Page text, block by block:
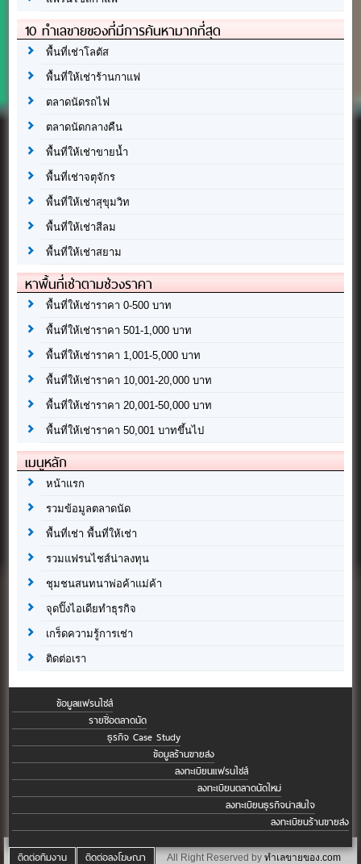
10 ทำเลขายของที่มีการค้นหามากที่สุด
พื้นที่เช่าโลตัส
พื้นที่ให้เช่าร้านกาแฟ
ตลาดนัดรถไฟ
ตลาดนัดกลางคืน
พื้นที่ให้เช่าขายน้ำ
พื้นที่เช่าจตุจักร
พื้นที่ให้เช่าสุขุมวิท
พื้นที่ให้เช่าสีลม
พื้นที่ให้เช่าสยาม
หาพื้นที่เช่าตามช่วงราคา
พื้นที่ให้เช่าราคา 0-500 บาท
พื้นที่ให้เช่าราคา 501-1,000 บาท
พื้นที่ให้เช่าราคา 1,001-5,000 บาท
พื้นที่ให้เช่าราคา 10,001-20,000 บาท
พื้นที่ให้เช่าราคา 20,001-50,000 บาท
พื้นที่ให้เช่าราคา 50,001 บาทขึ้นไป
เมนูหลัก
หน้าแรก
รวมข้อมูลตลาดนัด
พื้นที่เช่า พื้นที่ให้เช่า
รวมแฟรนไชส์น่าลงทุน
ชุมชนสนทนาพ่อค้าแม่ค้า
จุดปิ๊งไอเดียทำธุรกิจ
เกร็ดความรู้การเช่า
ติดต่อเรา
ข้อมูลแฟรนไชส์
รายชื่อตลาดนัด
ธุรกิจ Case Study
ข้อมูลร้านขายส่ง
ลงทะเบียนแฟรนไชส์
ลงทะเบียนตลาดนัดใหม่
ลงทะเบียนธุรกิจน่าสนใจ
ลงทะเบียนร้านขายส่ง
ติดต่อทีมงาน ติดต่อลงโฆษณา All Right Reserved by ทำเลขายของ.com